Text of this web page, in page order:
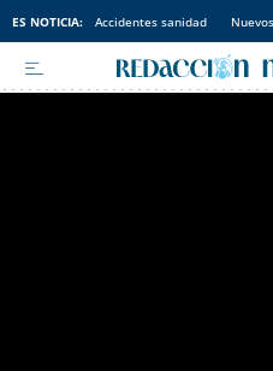
ES NOTICIA: Accidentes sanidad